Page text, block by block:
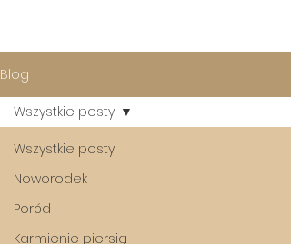
Blog
Wszystkie posty
Noworodek
Poród
Karmienie piersią
Wszystkie posty